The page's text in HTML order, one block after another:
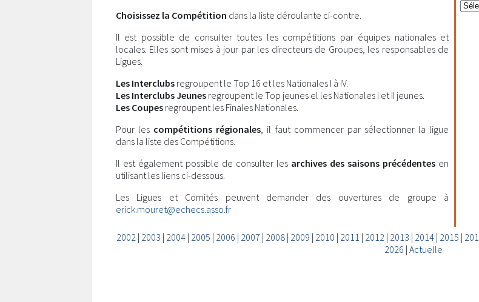
Choisissez la Compétition dans la liste déroulante ci-contre.
Il est possible de consulter toutes les compétitions par équipes nationales et
locales. Elles sont mises à jour par les directeurs de Groupes, les responsables de
Ligues.
Les Interclubs regroupent le Top 16 et les Nationales I à IV.
Les Interclubs Jeunes regroupent le Top jeunes el les Nationales I et II jeunes.
Les Coupes regroupent les Finales Nationales.
Pour les compétitions régionales, il faut commencer par sélectionner la ligue
dans la liste des Compétitions.
Il est également possible de consulter les archives des saisons précédentes en
utilisant les liens ci-dessous.
Les Ligues et Comités peuvent demander des ouvertures de groupe à
erick.mouret@echecs.asso.fr
2002| 2003 | 2004| 2005 | 2006 | 2007 | 2008| 2009 | 2010 | 2011 | 2012| 2013 | 2014| 2015 |
2026 | Actuelle